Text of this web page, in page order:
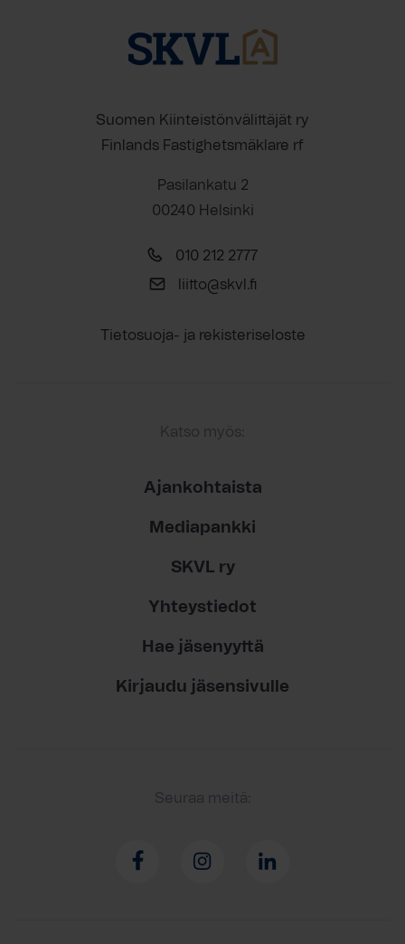
Suomen Kiinteistönvälittäjät ry
Finlands Fastighetsmäklare rf
Pasilankatu 2
00240 Helsinki
010 212 2777
liitto@skvl.fi
Tietosuoja- ja rekisteriseloste
Katso myös:
Ajankohtaista
Mediapankki
SKVL ry
Yhteystiedot
Hae jäsenyyttä
Kirjaudu jäsensivulle
Seuraa meitä: